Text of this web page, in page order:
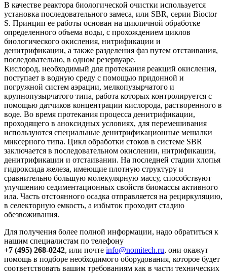
В качестве реактора биологической очистки используется
установка последовательного замеса, или SBR, серии Bioctor
S. Принцип ее работы основан на цикличной обработке
определенного объема воды, с прохождением циклов
биологического окисления, нитрификации и
денитрификации, а также разделения фаз путем отстаивания,
последовательно, в одном резервуаре.
Кислород, необходимый для протекания реакций окисления,
поступает в водную среду с помощью придонной и
погружной систем аэрации, мелкопузырчатого и
крупнопузырчатого типа, работа которых контролируется с
помощью датчиков концентрации кислорода, растворенного в
воде. Во время протекания процесса денитрификации,
проходящего в аноксидных условиях, для перемешивания
используются специальные денитрификационные мешалки
миксерного типа. Цикл обработки стоков в системе SBR
заключается в последовательном окислении, нитрификации,
денитрификации и отстаивании. На последней стадии хлопья
гидроксида железа, имеющие плотную структуру и
сравнительно большую молекулярную массу, способствуют
улучшению седиментационных свойств биомассы активного
ила. Часть отстоянного осадка отправляется на рециркуляцию,
в селекторную емкость, а избыток проходит стадию
обезвоживания.
Для получения более полной информации, надо обратиться к
нашим специалистам по телефону
+7 (495) 268-0242, или почте info@nomitech.ru, они окажут
помощь в подборе необходимого оборудования, которое будет
соответствовать вашим требованиям как в части технических